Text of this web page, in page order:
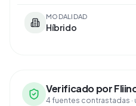
MODALIDAD
Híbrido
Verificado por
4 fuentes contrastadas